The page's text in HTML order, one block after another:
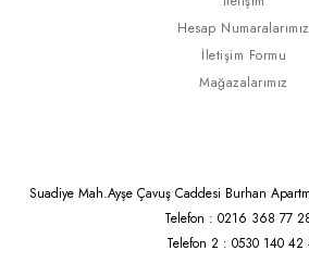
Hesap Numaralarımız
İletişim Formu
Mağazalarımız
Suadiye Mah.Ayşe Çavuş Caddesi Burhan
Telefon : 0216 368 77
Telefon 2 : 0530 140 42